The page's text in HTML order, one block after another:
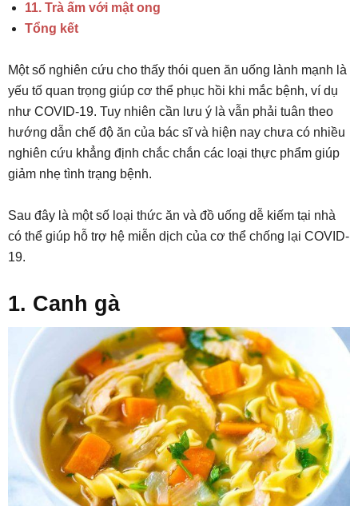
11. Trà ấm với mật ong
Tổng kết
Một số nghiên cứu cho thấy thói quen ăn uống lành mạnh là
yếu tố quan trọng giúp cơ thể phục hồi khi mắc bệnh, ví dụ
như COVID-19. Tuy nhiên cần lưu ý là vẫn phải tuân theo
hướng dẫn chế độ ăn của bác sĩ và hiện nay chưa có nhiều
nghiên cứu khẳng định chắc chắn các loại thực phẩm giúp
giảm nhẹ tình trạng bệnh.
Sau đây là một số loại thức ăn và đồ uống dễ kiếm tại nhà
có thể giúp hỗ trợ hệ miễn dịch của cơ thể chống lại COVID-
19.
1. Canh gà